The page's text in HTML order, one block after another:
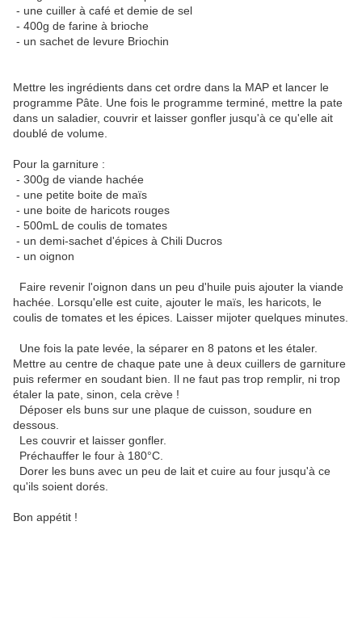
- une cuiller à café et demie de sel
- 400g de farine à brioche
- un sachet de levure Briochin
Mettre les ingrédients dans cet ordre dans la MAP et lancer le
programme Pâte. Une fois le programme terminé, mettre la pate
dans un saladier, couvrir et laisser gonfler jusqu'à ce qu'elle ait
doublé de volume.
Pour la garniture :
- 300g de viande hachée
- une petite boite de maïs
- une boite de haricots rouges
- 500mL de coulis de tomates
- un demi-sachet d'épices à Chili Ducros
- un oignon
Faire revenir l'oignon dans un peu d'huile puis ajouter la viande
hachée. Lorsqu'elle est cuite, ajouter le maïs, les haricots, le
coulis de tomates et les épices. Laisser mijoter quelques minutes.
Une fois la pate levée, la séparer en 8 patons et les étaler.
Mettre au centre de chaque pate une à deux cuillers de garniture
puis refermer en soudant bien. Il ne faut pas trop remplir, ni trop
étaler la pate, sinon, cela crève !
Déposer els buns sur une plaque de cuisson, soudure en
dessous.
Les couvrir et laisser gonfler.
Préchauffer le four à 180°C.
Dorer les buns avec un peu de lait et cuire au four jusqu'à ce
qu'ils soient dorés.
Bon appétit !